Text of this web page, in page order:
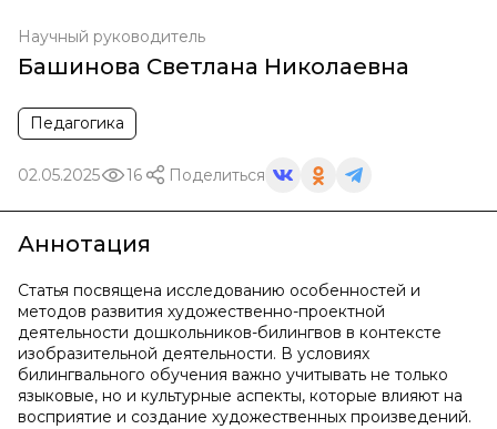
Научный руководитель
Башинова Светлана Николаевна
Педагогика
02.05.2025 16 Поделиться
Аннотация
Статья посвящена исследованию особенностей и
методов развития художественно-проектной
деятельности дошкольников-билингвов в контексте
изобразительной деятельности. В условиях
билингвального обучения важно учитывать не только
языковые, но и культурные аспекты, которые влияют на
восприятие и создание художественных произведений.